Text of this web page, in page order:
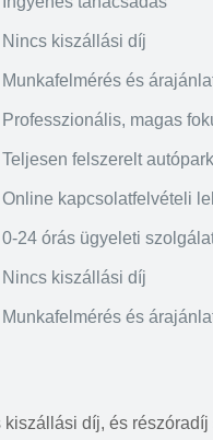
Nincs kiszállási díj
Munkafelmérés és
Professzionális, magas
Teljesen felszerelt autópark
Online kapcsolatfelvételi
0-24 órás ügyeleti
Nincs kiszállási díj
Munkafelmérés és
kiszállási díj, és